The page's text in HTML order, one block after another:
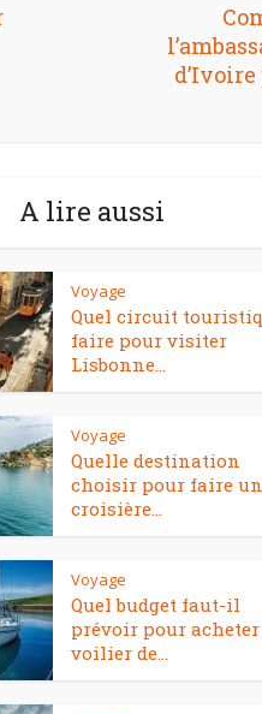
A lire aussi
Voyage
Quel circuit
faire pour visiter
Lisbonne...
Voyage
Quelle destination
choisir pour faire
croisière...
Voyage
Quel budget faut-il
prévoir pour
voilier de...